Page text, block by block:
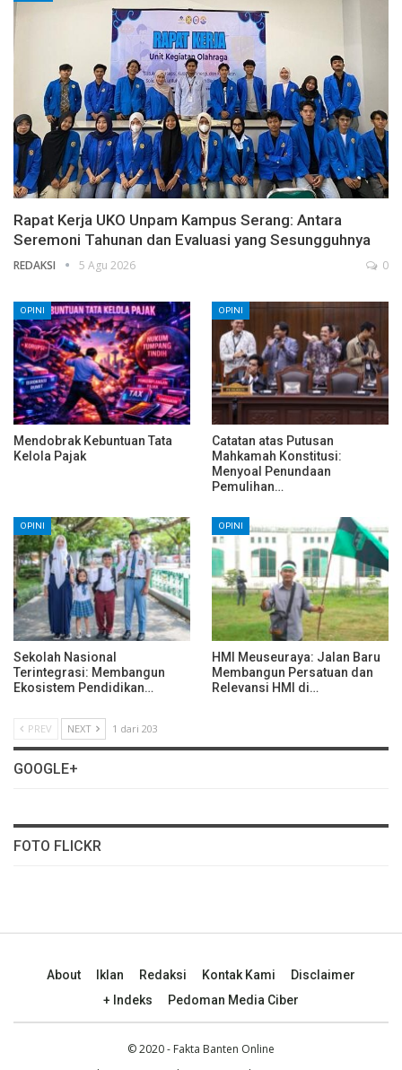
Rapat Kerja UKO Unpam Kampus Serang: Antara
Seremoni Tahunan dan Evaluasi yang Sesungguhnya
REDAKSI 5 Agu 2026 0
OPINI
Mendobrak Kebuntuan Tata
Kelola Pajak
OPINI
Catatan atas Putusan
Mahkamah Konstitusi:
Menyoal Penundaan
Pemulihan…
OPINI
Sekolah Nasional
Terintegrasi: Membangun
Ekosistem Pendidikan…
OPINI
HMI Meuseuraya: Jalan Baru
Membangun Persatuan dan
Relevansi HMI di…
PREV NEXT 1 dari 203
GOOGLE+
FOTO FLICKR
About Iklan Redaksi Kontak Kami
Disclaimer
+ Indeks
Pedoman Media Ciber
© 2020 - Fakta Banten Online